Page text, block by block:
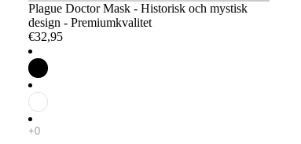
Plague Doctor Mask - Historisk och mystisk
design - Premiumkvalitet
€32,95